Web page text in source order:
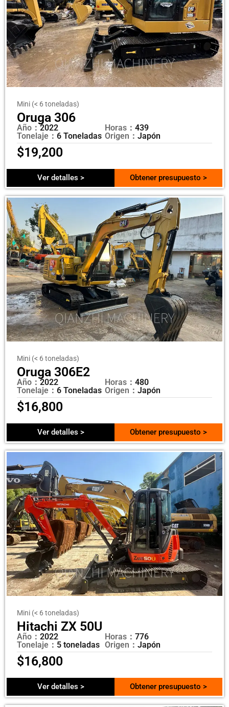
Mini (< 6 toneladas)
Oruga 306
Año：2022
Tonelaje： 6 Toneladas
Horas： 439
Origen： Japón
$19,200
Ver detalles > Obtener presupuesto >
Mini (< 6 toneladas)
Oruga 306E2
Año：2022
Tonelaje： 6 Toneladas
Horas： 480
Origen： Japón
$16,800
Ver detalles > Obtener presupuesto >
Mini (< 6 toneladas)
Hitachi ZX 50U
Año： 2022
Tonelaje： 5 toneladas
Horas： 776
Origen： Japón
$16,800
Ver detalles > Obtener presupuesto >